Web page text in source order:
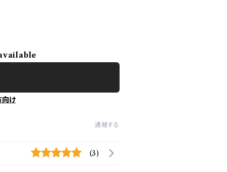
向け
通報する
(3)